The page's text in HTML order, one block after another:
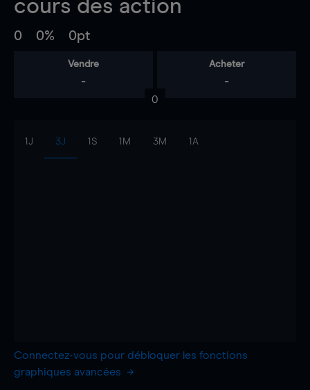
cours des action
0 0% 0pt
Vendre
-
Acheter
-
0
1J 3J 1S 1M 3M 1A
Connectez-vous pour débloquer les fonctions
graphiques avancées